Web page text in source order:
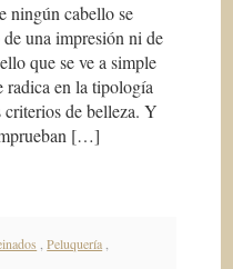
ningún cabello se
una impresión ni de
que se ve a simple
radica en la tipología
de belleza. Y
[…]
,Peluquería ,